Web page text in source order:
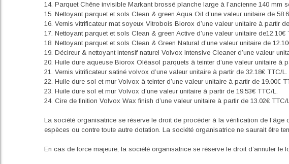
14. Parquet Chêne invisible Markant brossé planche large à l’ancienne 140 mm
15. Nettoyant parquet et sols Clean & green Aqua Oil d’une valeur unitaire de
16. Vernis vitrificateur mat soyeux Vitrobois Biorox d’une valeur unitaire à partir
17. Nettoyant parquet et sols Clean & green Active d’une valeur unitaire de12.10€
18. Nettoyant parquet et sols Clean & Green Natural d’une valeur unitaire de
19. Décireur & nettoyant intensif naturel Volvox Intensive Cleaner d’une valeur
20. Huile dure aqueuse Biorox Oléasol parquets à teinter d’une valeur unitaire à
21. Vernis vitrificateur satiné volvox d’une valeur unitaire à partir de 32.18€ TTC/L.
22. Huile dure sol et mur Volvox à teinter d’une valeur unitaire à partir de 19.00€
23. Huile dure sol et mur Volvox d’une valeur unitaire à partir de 19.53€ TTC/L.
24. Cire de finition Volvox Wax finish d’une valeur unitaire à partir de 13.02€ TTC/
La société organisatrice se réserve le droit de procéder à la vérification de
espèces ou contre toute autre dotation. La société organisatrice ne saurait être
En cas de force majeure, la société organisatrice se réserve le droit d’annuler le